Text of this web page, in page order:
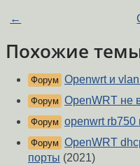
←
Похожие
Форум Openwrt и
Форум OpenWRT не
Форум openwrt rb750
Форум OpenWRT
порты (2021)